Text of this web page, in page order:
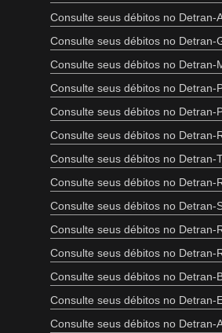
Consulte seus débitos no Detran-
Consulte seus débitos no Detran-
Consulte seus débitos no Detran-
Consulte seus débitos no Detran-
Consulte seus débitos no Detran-
Consulte seus débitos no Detran-
Consulte seus débitos no Detran-
Consulte seus débitos no Detran-
Consulte seus débitos no Detran-
Consulte seus débitos no Detran-
Consulte seus débitos no Detran-
Consulte seus débitos no Detran-
Consulte seus débitos no Detran-
Consulte seus débitos no Detran-